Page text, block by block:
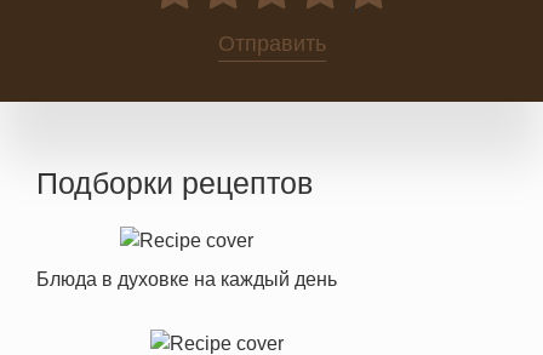
0
Отправить
Подборки рецептов
Блюда в духовке на каждый день